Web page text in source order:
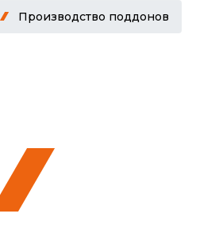
Производство поддонов